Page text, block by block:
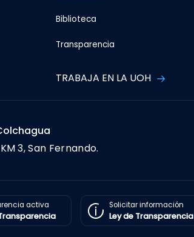
Biblioteca
Transparencia
TRABAJA EN LA UOH
3, San Fernando.
activa Solicitar información
Ley de Transparencia